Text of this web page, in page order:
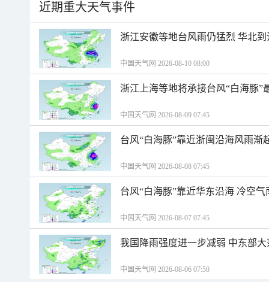
近期重大天气事件
浙江安徽等地台风雨仍猛烈 华北
中国天气网 2026-08-10 08:00
浙江上海等地将承接台风“白海豚”
中国天气网 2026-08-09 07:45
台风“白海豚”靠近浙闽沿海风雨渐
中国天气网 2026-08-08 07:45
台风“白海豚”靠近华东沿海 冷空
中国天气网 2026-08-07 07:45
我国降雨强度进一步减弱 中东部
中国天气网 2026-08-06 07:50